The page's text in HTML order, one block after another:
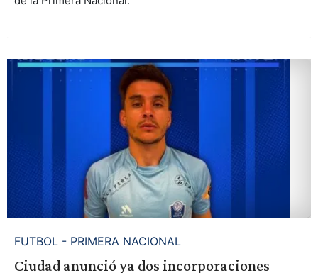
FUTBOL - PRIMERA NACIONAL
Ciudad anunció ya dos incorporaciones